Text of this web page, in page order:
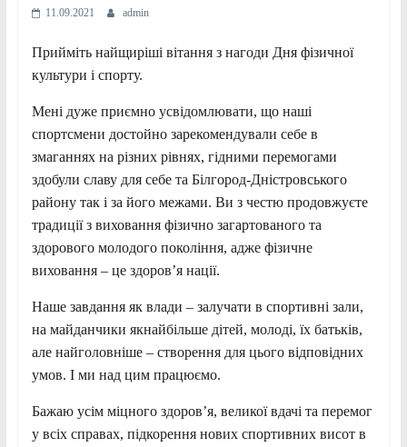
11.09.2021 admin
Прийміть найщиріші вітання з нагоди Дня фізичної
культури і спорту.
Мені дуже приємно усвідомлювати, що наші
спортсмени достойно зарекомендували себе в
змаганнях на різних рівнях, гідними перемогами
здобули славу для себе та Білгород-Дністровського
району так і за його межами. Ви з честю продовжуєте
традиції з виховання фізично загартованого та
здорового молодого покоління, адже фізичне
виховання – це здоров’я нації.
Наше завдання як влади – залучати в спортивні зали,
на майданчики якнайбільше дітей, молоді, їх батьків,
але найголовніше – створення для цього відповідних
умов. І ми над цим працюємо.
Бажаю усім міцного здоров’я, великої вдачі та перемог
у всіх справах, підкорення нових спортивних висот в